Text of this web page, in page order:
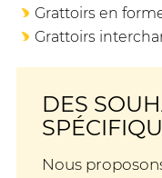
Grattoirs en
Grattoirs
DES
Nous